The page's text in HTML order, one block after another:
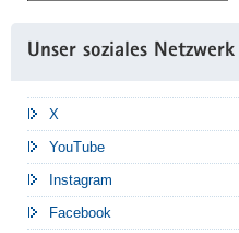
Unser soziales Netzwerk
X
YouTube
Instagram
Facebook